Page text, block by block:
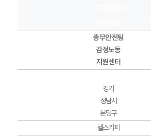
총무안전팀
감정노동
지원센터
경기
성남시
분당구
헬스키퍼